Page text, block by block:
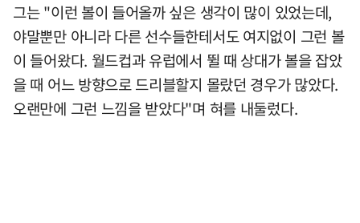
그는 "이런 볼이 들어올까 싶은 생각이 많이 있었는데,
야말뿐만 아니라 다른 선수들한테서도 여지없이 그런 볼
이 들어왔다. 월드컵과 유럽에서 뛸 때 상대가 볼을 잡았
을 때 어느 방향으로 드리블할지 몰랐던 경우가 많았다.
오랜만에 그런 느낌을 받았다"며 혀를 내둘렀다.